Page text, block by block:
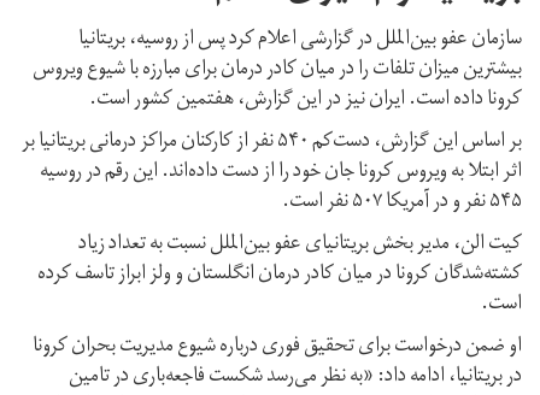
سازمان عفو بین‌الملل در گزارشی اعلام کرد پس از روسیه، بریتانیا
بیشترین میزان تلفات را در میان کادر درمان برای مبارزه با شیوع ویروس
کرونا داده است. ایران نیز در این گزارش، هفتمین کشور است.
بر اساس این گزارش، دست‌کم ۵۴۰ نفر از کارکنان مراکز درمانی بریتانیا بر
اثر ابتلا به ویروس کرونا جان خود را از دست داده‌اند. این رقم در روسیه
۵۴۵ نفر و در آمریکا ۵۰۷ نفر است.
کیت الن، مدیر بخش بریتانیای عفو بین‌الملل نسبت به تعداد زیاد
کشته‌شدگان کرونا در میان کادر درمان انگلستان و ولز ابراز تاسف کرده
است.
او ضمن درخواست برای تحقیق فوری درباره شیوع مدیریت بحران کرونا
در بریتانیا، ادامه داد: «به نظر می‌رسد شکست فاجعه‌باری در تامین